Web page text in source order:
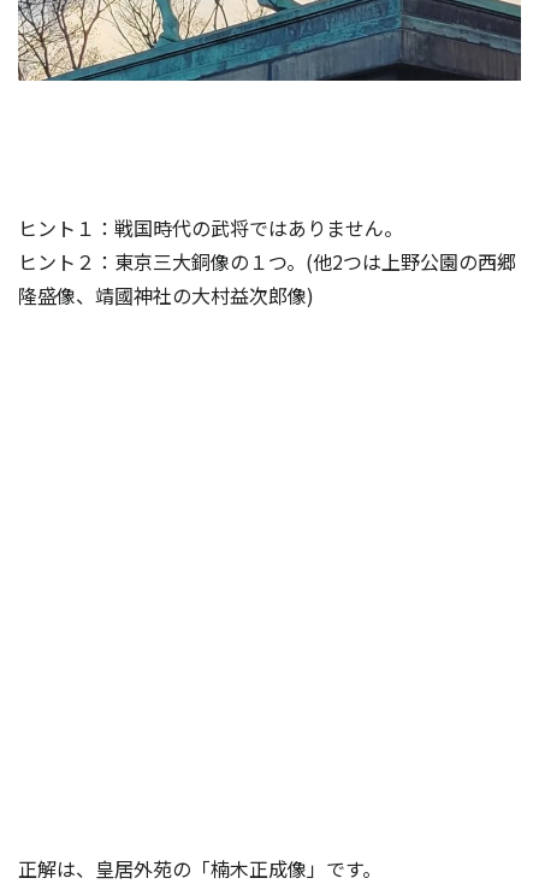
ヒント１：戦国時代の武将ではありません。
ヒント２：東京三大銅像の１つ。(他2つは上野公園の西郷
隆盛像、靖國神社の大村益次郎像)
正解は、皇居外苑の「楠木正成像」です。